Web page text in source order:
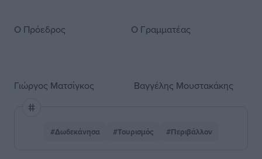
Ο Πρόεδρος Ο Γραμματέας
Γιώργος Ματσίγκος Βαγγέλης Μουστακάκης
#Δωδεκάνησα #Τουρισμός #Περιβάλλον